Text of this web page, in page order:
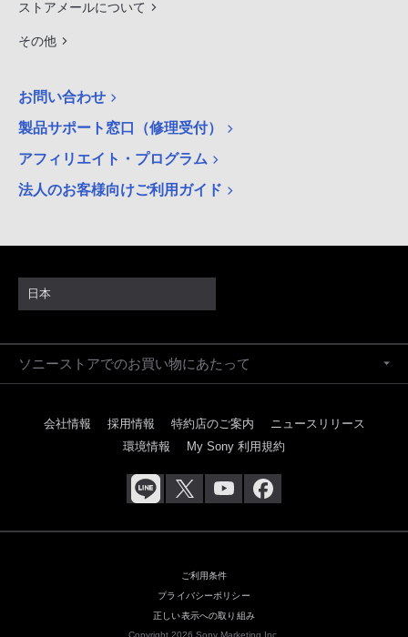
ストアメールについて
その他
お問い合わせ
製品サポート窓口（修理受付）
アフィリエイト・プログラム
法人のお客様向けご利用ガイド
日本
ソニーストアでのお買い物にあたって
会社情報 採用情報 特約店のご案内
ニュースリリース
環境情報
My Sony 利用規約
ご利用条件
プライバシーポリシー
正しい表示への取り組み
Copyright 2026 Sony Marketing Inc.